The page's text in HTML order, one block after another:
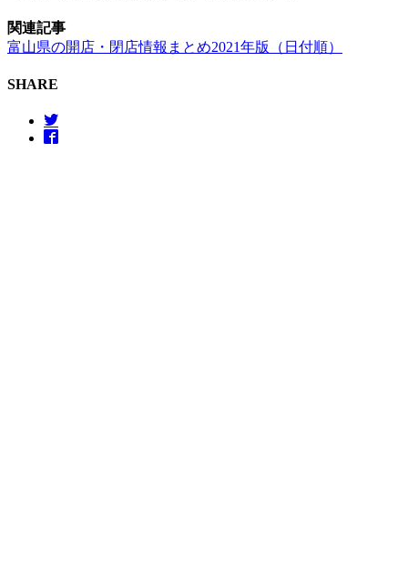
関連記事
富山県の開店・閉店情報まとめ2021年版（日付順）
SHARE